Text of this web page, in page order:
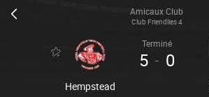
Amicaux Club
Club Friendlies 4
Hempstead
Terminé
5 - 0